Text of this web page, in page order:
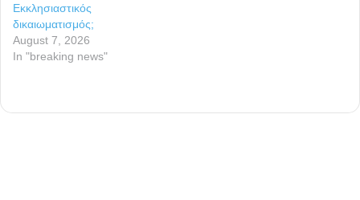
Εκκλησιαστικός
δικαιωματισμός;
August 7, 2026
In "breaking news"